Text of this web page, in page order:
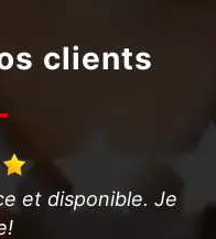
clients
de bon conseil et qui
plus d'un travail très